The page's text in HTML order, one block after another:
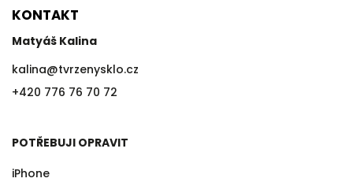
KONTAKT
Matyáš Kalina
kalina@tvrzenysklo.cz
+420 776 76 70 72
POTŘEBUJI OPRAVIT
iPhone